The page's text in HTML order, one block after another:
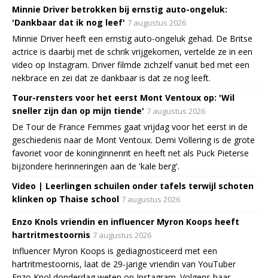
Minnie Driver betrokken bij ernstig auto-ongeluk:
'Dankbaar dat ik nog leef' 7 augustus 2026
Minnie Driver heeft een ernstig auto-ongeluk gehad. De Britse
actrice is daarbij met de schrik vrijgekomen, vertelde ze in een
video op Instagram. Driver filmde zichzelf vanuit bed met een
nekbrace en zei dat ze dankbaar is dat ze nog leeft.
Tour-rensters voor het eerst Mont Ventoux op: 'Wil
sneller zijn dan op mijn tiende' 7 augustus 2026
De Tour de France Femmes gaat vrijdag voor het eerst in de
geschiedenis naar de Mont Ventoux. Demi Vollering is de grote
favoriet voor de koninginnenrit en heeft net als Puck Pieterse
bijzondere herinneringen aan de 'kale berg'.
Video | Leerlingen schuilen onder tafels terwijl schoten
klinken op Thaise school 7 augustus 2026
Enzo Knols vriendin en influencer Myron Koops heeft
hartritmestoornis 7 augustus 2026
Influencer Myron Koops is gediagnosticeerd met een
hartritmestoornis, laat de 29-jarige vriendin van YouTuber